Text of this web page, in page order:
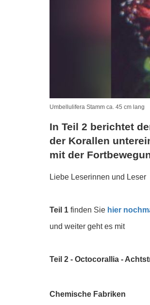
Umbellulifera Stamm ca. 45 cm lang
In Teil 2 berichtet
der Korallen
mit der
Liebe Leserinnen und Leser
Teil 1 finden Sie hier
und weiter geht es mit
Teil 2 - Octocorallia -
Chemische Fabriken